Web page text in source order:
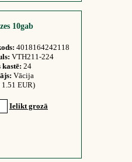
10gab
4018164242118
VTH211-224
kastē: 24
Vācija
1.51 EUR)
Ielikt grozā